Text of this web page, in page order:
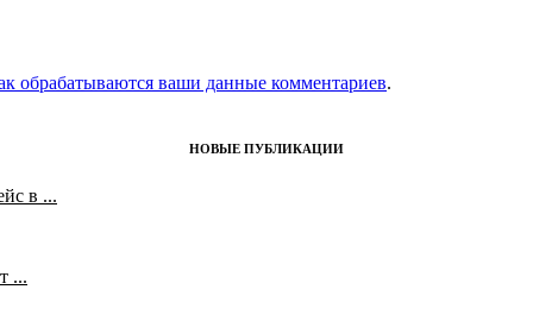
обрабатываются ваши данные комментариев.
НОВЫЕ ПУБЛИКАЦИИ
в ...
...